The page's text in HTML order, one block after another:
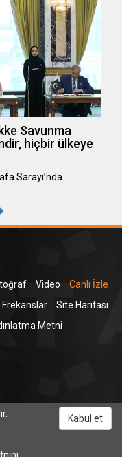
Savunma
hiçbir ülkeye
Sarayı’nda
Video
Canlı İzle
Frekanslar
Site Haritası
Metni
Kabul et